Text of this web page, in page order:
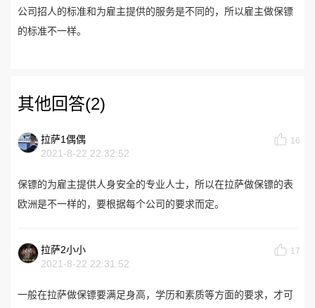
公司招人的标准和为雇主提供的服务是不同的，所以雇主做保镖
的标准不一样。
其他回答(2)
拉萨1偶偶
2021-8-22 22:32:52
16
保镖的为雇主提供人身安全的专业人士，所以在拉萨做保镖的表
欧洲是不一样的，要根据每个公司的要求而定。
拉萨2小小
2021-8-22 22:31:52
17
一般在拉萨做保镖要满足身高，学历和素质等方面的要求，才可